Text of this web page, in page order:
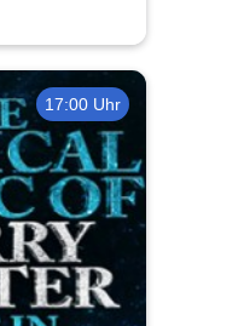
17:00 Uhr